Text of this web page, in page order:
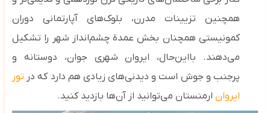
همچنین تزیینات مدرن، بلوک‌های آپارتمانی دوران
کمونیستی همچنان بخش عمدة چشم‌انداز شهر را تشکیل
می‌دهند. بااین‌حال، ایروان شهری جوان، دوستانه و
پرجنب‌ و جوش است و دیدنی‌های زیادی هم دارد که درتور
ایروانارمنستان می‌توانید از آن‌ها بازدید کنید.